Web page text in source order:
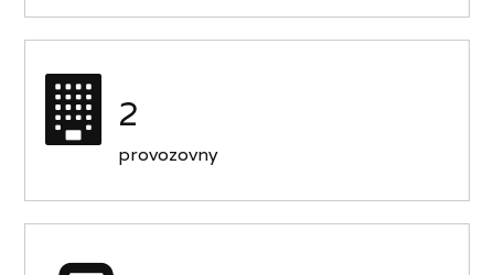
2
provozovny